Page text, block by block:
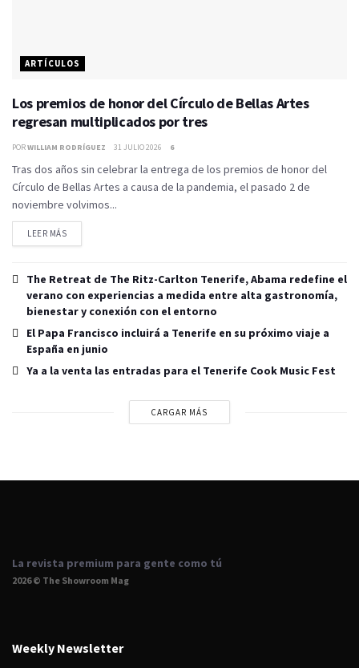
ARTÍCULOS
Los premios de honor del Círculo de Bellas Artes
regresan multiplicados por tres
PORWILLIAM RODRÍGUEZ 31 JULIO 2026 6
Tras dos años sin celebrar la entrega de los premios de honor del
Círculo de Bellas Artes a causa de la pandemia, el pasado 2 de
noviembre volvimos...
LEER MÁS
The Retreat de The Ritz-Carlton Tenerife, Abama redefine el
verano con experiencias a medida entre alta gastronomía,
bienestar y conexión con el entorno
El Papa Francisco incluirá a Tenerife en su próximo viaje a
España en junio
Ya a la venta las entradas para el Tenerife Cook Music Fest
CARGAR MÁS
La revista premium para gente como tú
2026 © The Showroom Mag
Weekly Newsletter